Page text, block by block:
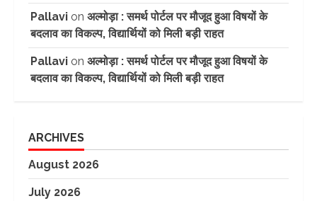
Pallavi on अल्मोड़ा : समर्थ पोर्टल पर मौजूद हुआ विषयों के
बदलाव का विकल्प, विद्यार्थियों को मिली बड़ी राहत
Pallavi on अल्मोड़ा : समर्थ पोर्टल पर मौजूद हुआ विषयों के
बदलाव का विकल्प, विद्यार्थियों को मिली बड़ी राहत
ARCHIVES
August 2026
July 2026